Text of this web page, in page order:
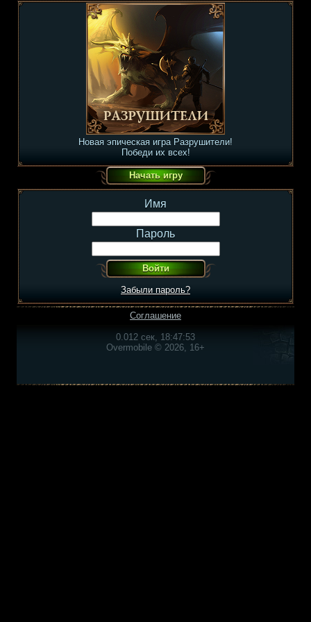
Новая эпическая игра Разрушители!
Победи их всех!
Имя
Пароль
Забыли пароль?
Соглашение
0.012 сек, 18:47:53
Overmobile © 2026, 16+